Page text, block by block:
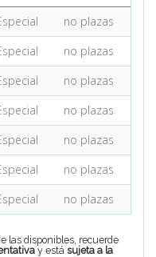
no plazas
no plazas
no plazas
no plazas
no plazas
no plazas
no plazas
las disponibles, recuerde
y está sujeta a la